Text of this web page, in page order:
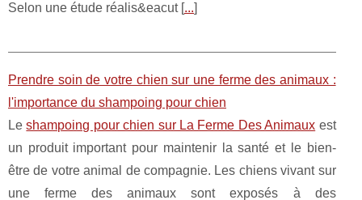
Selon une étude réalis&eacut [...]
Prendre soin de votre chien sur une ferme des animaux :
l'importance du shampoing pour chien
Leshampoing pour chien sur La Ferme Des Animaux est
un produit important pour maintenir la santé et le bien-
être de votre animal de compagnie. Les chiens vivant sur
une ferme des animaux sont exposés à des